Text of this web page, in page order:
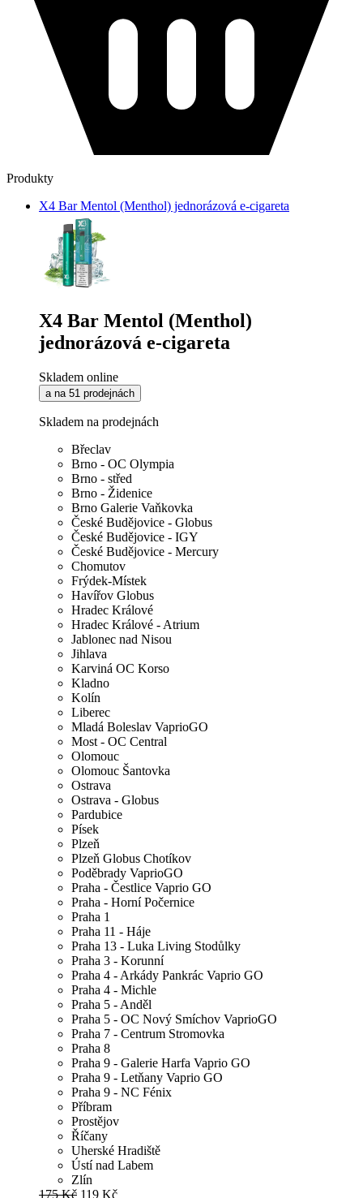
Produkty
X4 Bar Mentol (Menthol) jednorázová e-cigareta
X4 Bar Mentol (Menthol)
jednorázová e-cigareta
Skladem online
a na 51 prodejnách
Skladem na prodejnách
Břeclav
Brno - OC Olympia
Brno - střed
Brno - Židenice
Brno Galerie Vaňkovka
České Budějovice - Globus
České Budějovice - IGY
České Budějovice - Mercury
Chomutov
Frýdek-Místek
Havířov Globus
Hradec Králové
Hradec Králové - Atrium
Jablonec nad Nisou
Jihlava
Karviná OC Korso
Kladno
Kolín
Liberec
Mladá Boleslav VaprioGO
Most - OC Central
Olomouc
Olomouc Šantovka
Ostrava
Ostrava - Globus
Pardubice
Písek
Plzeň
Plzeň Globus Chotíkov
Poděbrady VaprioGO
Praha - Čestlice Vaprio GO
Praha - Horní Počernice
Praha 1
Praha 11 - Háje
Praha 13 - Luka Living Stodůlky
Praha 3 - Korunní
Praha 4 - Arkády Pankrác Vaprio GO
Praha 4 - Michle
Praha 5 - Anděl
Praha 5 - OC Nový Smíchov VaprioGO
Praha 7 - Centrum Stromovka
Praha 8
Praha 9 - Galerie Harfa Vaprio GO
Praha 9 - Letňany Vaprio GO
Praha 9 - NC Fénix
Příbram
Prostějov
Říčany
Uherské Hradiště
Ústí nad Labem
Zlín
175 Kč 119 Kč